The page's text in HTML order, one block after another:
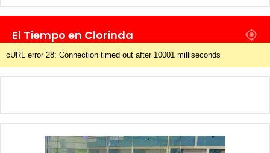
El Tiempo en Clorinda
cURL error 28: Connection timed out after 10001 milliseconds